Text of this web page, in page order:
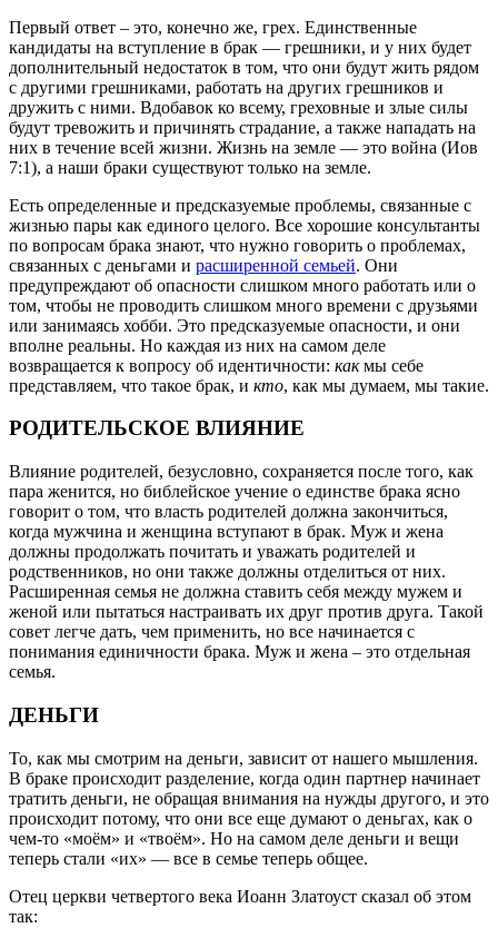
Первый ответ – это, конечно же, грех. Единственные
кандидаты на вступление в брак — грешники, и у них будет
дополнительный недостаток в том, что они будут жить рядом
с другими грешниками, работать на других грешников и
дружить с ними. Вдобавок ко всему, греховные и злые силы
будут тревожить и причинять страдание, а также нападать на
них в течение всей жизни. Жизнь на земле — это война (Иов
7:1), а наши браки существуют только на земле.
Есть определенные и предсказуемые проблемы, связанные с
жизнью пары как единого целого. Все хорошие консультанты
по вопросам брака знают, что нужно говорить о проблемах,
связанных с деньгами и расширенной семьей. Они
предупреждают об опасности слишком много работать или о
том, чтобы не проводить слишком много времени с друзьями
или занимаясь хобби. Это предсказуемые опасности, и они
вполне реальны. Но каждая из них на самом деле
возвращается к вопросу об идентичности: какмы себе
представляем, что такое брак, и кто, как мы думаем, мы такие.
РОДИТЕЛЬСКОЕ ВЛИЯНИЕ
Влияние родителей, безусловно, сохраняется после того, как
пара женится, но библейское учение о единстве брака ясно
говорит о том, что власть родителей должна закончиться,
когда мужчина и женщина вступают в брак. Муж и жена
должны продолжать почитать и уважать родителей и
родственников, но они также должны отделиться от них.
Расширенная семья не должна ставить себя между мужем и
женой или пытаться настраивать их друг против друга. Такой
совет легче дать, чем применить, но все начинается с
понимания единичности брака. Муж и жена – это отдельная
семья.
ДЕНЬГИ
То, как мы смотрим на деньги, зависит от нашего мышления.
В браке происходит разделение, когда один партнер начинает
тратить деньги, не обращая внимания на нужды другого, и это
происходит потому, что они все еще думают о деньгах, как о
чем-то «моём» и «твоём». Но на самом деле деньги и вещи
теперь стали «их» — все в семье теперь общее.
Отец церкви четвертого века Иоанн Златоуст сказал об этом
так: